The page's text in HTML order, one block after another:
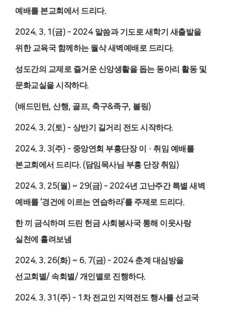
예배를 본교회에서 드리다.
2024. 3. 1(금) - 2024 말씀과 기도로 새학기 새출발을
위한 교육국 함께하는 월삭 새벽예배로 드리다.
성도간의 교제로 즐거운 신앙생활을 돕는 동아리 활동 및
문화교실을 시작하다.
(배드민턴, 산행, 골프, 축구&족구, 볼링)
2024. 3. 2(토) - 상반기 길거리 전도 시작하다.
2024. 3. 3(주) - 중앙연회 부흥단장 이 · 취임 예배를
본교회에서 드리다. (담임목사님 부흥 단장 취임)
2024. 3. 25(월 ) ~ 29(금) - 2024년 고난주간 특별 새벽
예배를‘경건에 이르는 연습하라’를 주제로 드리다.
한 끼 금식하며 드린 헌금 사회봉사국 통해 이웃사랑
실천에 흘려보냄
2024. 3. 26(화) ~ 6. 7(금) - 2024 춘계 대심방을
선교회별/ 속회별/개인별로 진행하다.
2024. 3. 31(주) - 1 차 전교인 지역전도 행사를 선교국